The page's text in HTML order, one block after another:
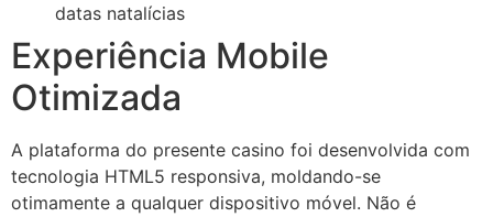
satın al
Panel
Panel
Panel
datas natalícias
Experiência Mobile
Otimizada
A plataforma do presente casino foi desenvolvida com
tecnologia HTML5 responsiva, moldando-se
otimamente a qualquer dispositivo móvel. Não é